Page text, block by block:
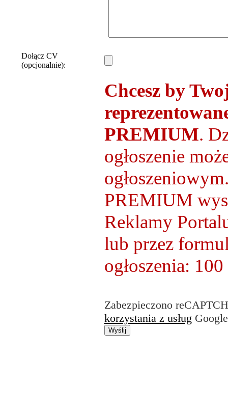
Dołącz CV
(opcjonalnie):
Chcesz by
PREMIUM.
ogłoszenie
PREMIUM
Reklamy
lub przez
ogłoszenia:
Zabezpieczono
korzystania z usług